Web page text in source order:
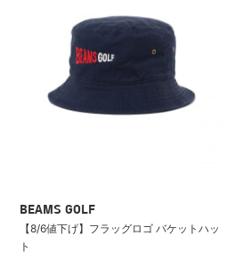
BEAMS GOLF
【8/6値下げ】フラッグロゴ バケットハッ
ト